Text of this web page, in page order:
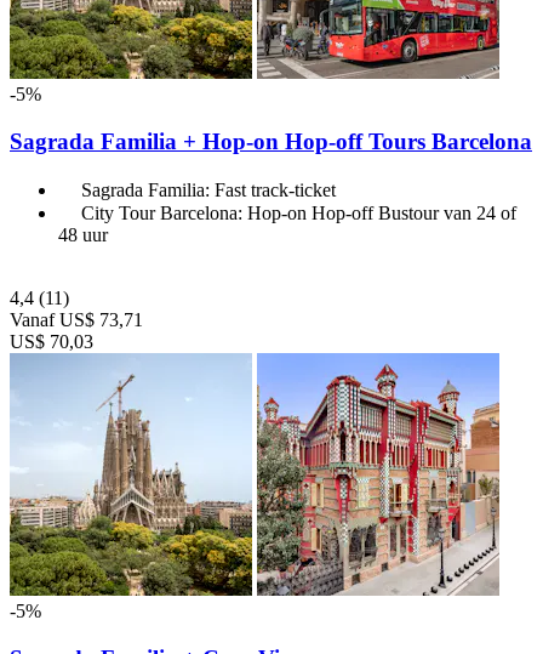
-5%
Sagrada Familia + Hop-on Hop-off Tours Barcelona
Sagrada Familia: Fast track-ticket
City Tour Barcelona: Hop-on Hop-off Bustour van 24 of
48 uur
4,4 (11)
Vanaf US$ 73,71
US$ 70,03
-5%